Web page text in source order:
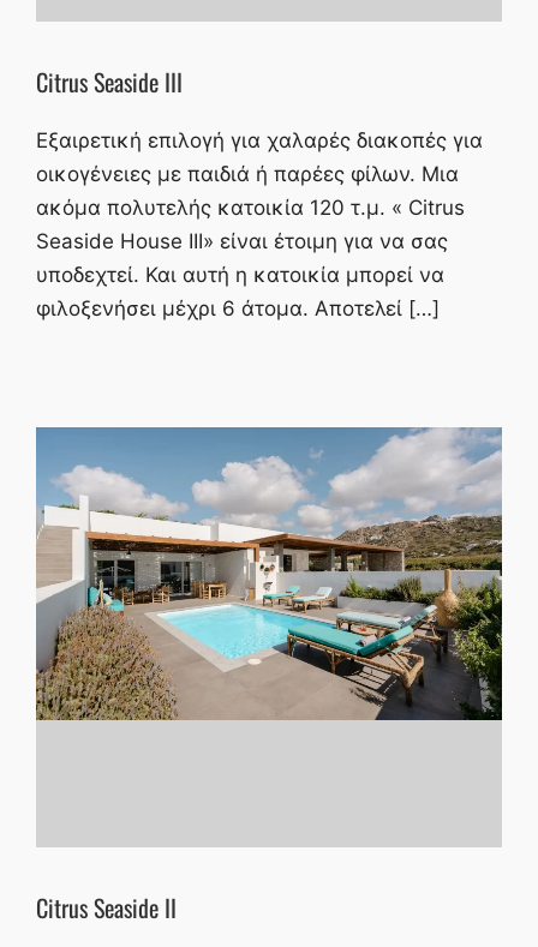
Citrus Seaside III
Εξαιρετική επιλογή για χαλαρές διακοπές για
οικογένειες με παιδιά ή παρέες φίλων. Μια
ακόμα πολυτελής κατοικία 120 τ.μ. « Citrus
Seaside House ΙΙΙ» είναι έτοιμη για να σας
υποδεχτεί. Και αυτή η κατοικία μπορεί να
φιλοξενήσει μέχρι 6 άτομα. Αποτελεί […]
Citrus Seaside II